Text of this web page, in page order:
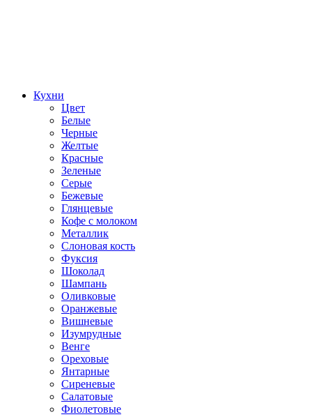
Кухни
Цвет
Белые
Черные
Желтые
Красные
Зеленые
Серые
Бежевые
Глянцевые
Кофе с молоком
Металлик
Слоновая кость
Фуксия
Шоколад
Шампань
Оливковые
Оранжевые
Вишневые
Изумрудные
Венге
Ореховые
Янтарные
Сиреневые
Салатовые
Фиолетовые